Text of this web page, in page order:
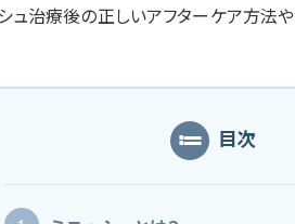
ュ治療後の正しいアフターケア方法
目次